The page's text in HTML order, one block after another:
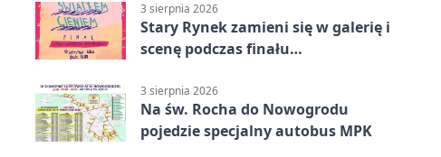
3 sierpnia 2026
Stary Rynek zamieni się w galerię i
scenę podczas finału
3 sierpnia 2026
Na św. Rocha do Nowogrodu
pojedzie specjalny autobus MPK